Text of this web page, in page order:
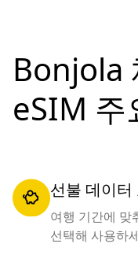
Bonjola
eSIM 주
선불 데이터
여행 기간에 맞
선택해 사용하